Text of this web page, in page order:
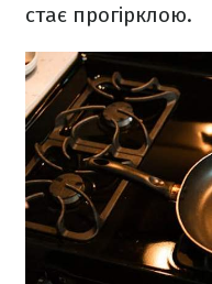
стає прогірклою.